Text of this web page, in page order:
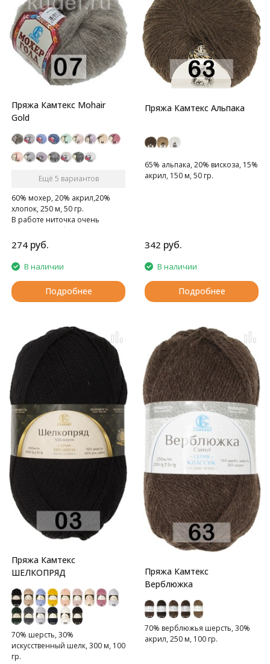
Пряжа Камтекс Mohair
Gold
Ещё 5 вариантов
60% мохер, 20% акрил,20%
хлопок, 250 м, 50 гр.
В работе ниточка очень
приятна, не обрывается, дарит
тепло рукам.
274 руб.
В наличии
Подробнее
Пряжа Камтекс Альпака
65% альпака, 20% вискоза, 15%
акрил, 150 м, 50 гр.
342 руб.
В наличии
Подробнее
Пряжа Камтекс
ШЕЛКОПРЯД
70% шерсть, 30%
искусственный шелк, 300 м, 100
гр.
Пряжа Камтекс
Верблюжка
70% верблюжья шерсть, 30%
акрил, 250 м, 100 гр.